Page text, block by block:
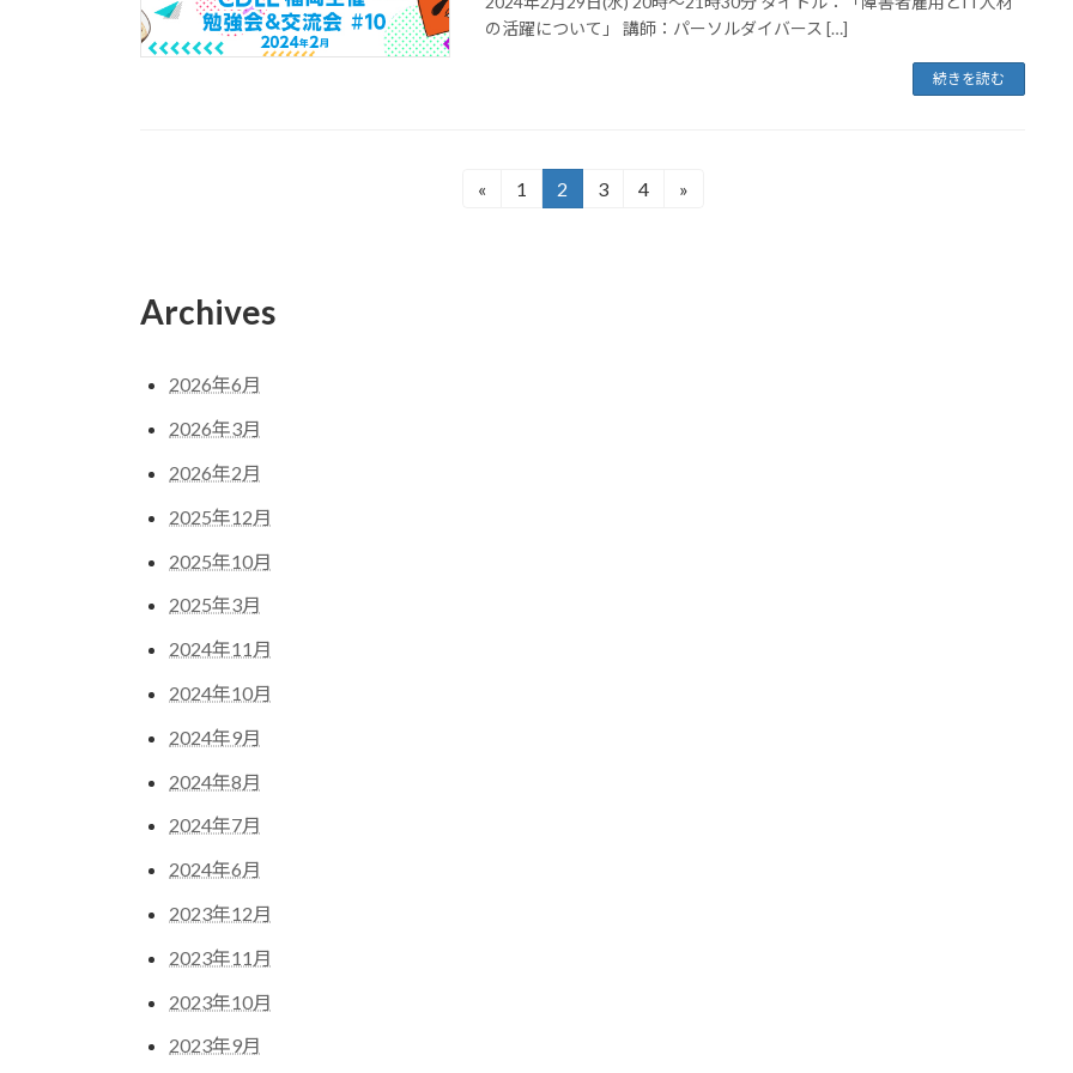
の活躍について」 講師：パーソルダイバース […]
続きを読む
ペ
ー
ジ
送
り
«
固
1
固
2
固
3
固
4 »
Archives
2026年6月
2026年3月
2026年2月
2025年12月
2025年10月
2025年3月
2024年11月
2024年10月
2024年9月
2024年8月
2024年7月
2024年6月
2023年12月
2023年11月
2023年10月
2023年9月